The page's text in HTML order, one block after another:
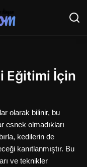
Eğitimi İçin
olarak bilinir, bu
esnek olmadıkları
kedilerin de
kanıtlanmıştır. Bu
ve teknikler